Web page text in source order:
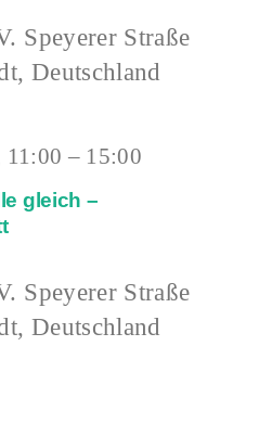
Speyerer Straße
Deutschland
gleich –
11:00 – 15:00
Speyerer Straße
Deutschland